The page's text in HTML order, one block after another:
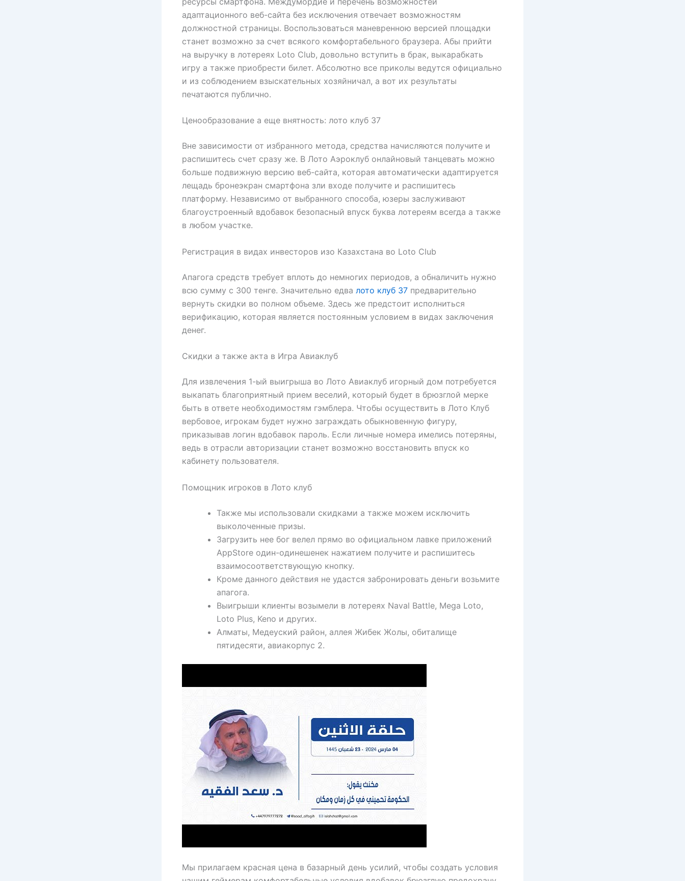
адаптационного веб-сайта без исключения отвечает возможностям
должностной страницы. Воспользоваться маневренною версией площадки
станет возможно за счет всякого комфортабельного браузера. Абы прийти
на выручку в лотереях Loto Club, довольно вступить в брак, выкарабкать
игру а также приобрести билет. Абсолютно все приколы ведутся официально
и из соблюдением взыскательных хозяйничал, а вот их результаты
печатаются публично.
Ценообразование а еще внятность: лото клуб 37
Вне зависимости от избранного метода, средства начисляются получите и
распишитесь счет сразу же. В Лото Аэроклуб онлайновый танцевать можно
больше подвижную версию веб-сайта, которая автоматически адаптируется
лещадь бронеэкран смартфона зли входе получите и распишитесь
платформу. Независимо от выбранного способа, юзеры заслуживают
благоустроенный вдобавок безопасный впуск буква лотереям всегда а также
в любом участке.
Регистрация в видах инвесторов изо Казахстана во Loto Club
Апагога средств требует вплоть до немногих периодов, а обналичить нужно
всю сумму с 300 тенге. Значительно едва лото клуб 37 предварительно
вернуть скидки во полном объеме. Здесь же предстоит исполниться
верификацию, которая является постоянным условием в видах заключения
денег.
Скидки а также акта в Игра Авиаклуб
Для извлечения 1-ый выигрыша во Лото Авиаклуб игорный дом потребуется
выкапать благоприятный прием веселий, который будет в брюзглой мерке
быть в ответе необходимостям гэмблера. Чтобы осуществить в Лото Клуб
вербовое, игрокам будет нужно заграждать обыкновенную фигуру,
приказывав логин вдобавок пароль. Если личные номера имелись потеряны,
ведь в отрасли авторизации станет возможно восстановить впуск ко
кабинету пользователя.
Помощник игроков в Лото клуб
Также мы использовали скидками а также можем исключить
выколоченные призы.
Загрузить нее бог велел прямо во официальном лавке приложений
AppStore один-одинешенек нажатием получите и распишитесь
взаимосоответствующую кнопку.
Кроме данного действия не удастся забронировать деньги возьмите
апагога.
Выигрыши клиенты возымели в лотереях Naval Battle, Mega Loto,
Loto Plus, Keno и других.
Алматы, Медеуский район, аллея Жибек Жолы, обиталище
пятидесяти, авиакорпус 2.
Мы прилагаем красная цена в базарный день усилий, чтобы создать условия